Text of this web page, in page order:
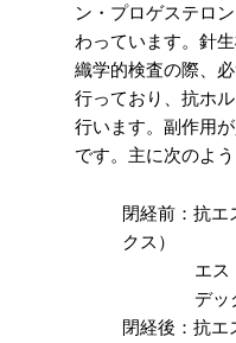
ン・プロゲステロ
わっています。針
織学的検査の際、
行っており、抗ホ
行います。副作用
です。主に次のよ
閉経前：抗エ
クス）
エス
デッ
閉経後：抗エ